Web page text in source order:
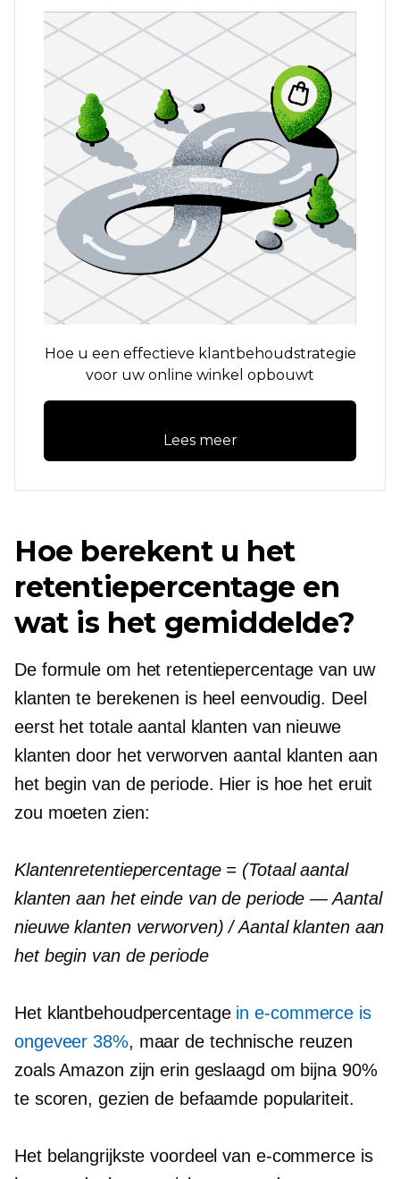
Hoe u een effectieve klantbehoudstrategie
voor uw online winkel opbouwt
Lees meer
Hoe berekent u het
retentiepercentage en
wat is het gemiddelde?
De formule om het retentiepercentage van uw
klanten te berekenen is heel eenvoudig. Deel
eerst het totale aantal klanten van nieuwe
klanten door het verworven aantal klanten aan
het begin van de periode. Hier is hoe het eruit
zou moeten zien:
Klantenretentiepercentage = (Totaal aantal
klanten aan het einde van de periode — Aantal
nieuwe klanten verworven) / Aantal klanten aan
het begin van de periode
Het klantbehoudpercentage in e-commerce is
ongeveer 38%, maar de technische reuzen
zoals Amazon zijn erin geslaagd om bijna 90%
te scoren, gezien de befaamde populariteit.
Het belangrijkste voordeel van e-commerce is